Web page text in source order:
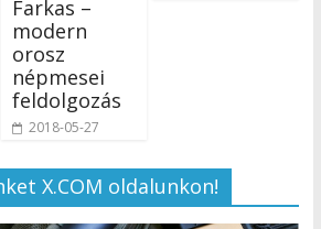
Farkas –
modern
orosz
népmesei
feldolgozás
2018-05-27
X.COM oldalunkon!